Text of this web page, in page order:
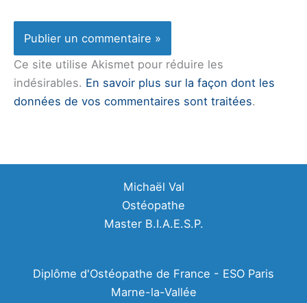
Ce site utilise Akismet pour réduire les
indésirables. En savoir plus sur la façon dont les
données de vos commentaires sont traitées.
Michaël Val
Ostéopathe
Master B.I.A.E.S.P.
Diplôme d'Ostéopathe de France - ESO Paris
Marne-la-Vallée